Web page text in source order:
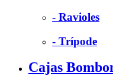
- Ravioles
- Trípode
Cajas